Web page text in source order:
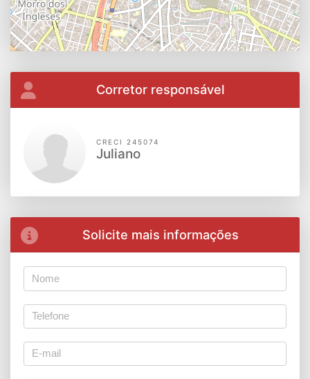
Corretor responsável
CRECI 245074
Juliano
Solicite mais informações